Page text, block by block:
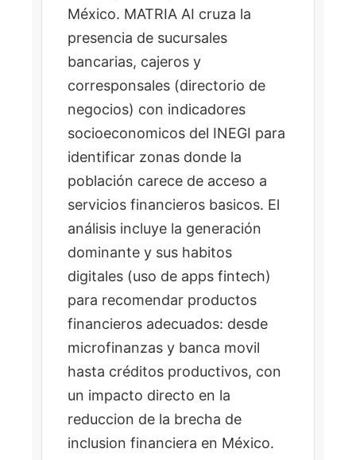
3 Segmentar por perfil
psicografico para
personalizar mensajes por
tipo de personalidad.
Generar plan de activacion
por nodos estrategicos
con estimacion de
alcance.
México. MATRIA AI cruza la
presencia de sucursales
bancarias, cajeros y
corresponsales (directorio de
negocios) con indicadores
socioeconomicos del INEGI para
identificar zonas donde la
población carece de acceso a
servicios financieros basicos. El
análisis incluye la generación
dominante y sus habitos
digitales (uso de apps fintech)
para recomendar productos
financieros adecuados: desde
microfinanzas y banca movil
hasta créditos productivos, con
un impacto directo en la
reduccion de la brecha de
inclusion financiera en México.